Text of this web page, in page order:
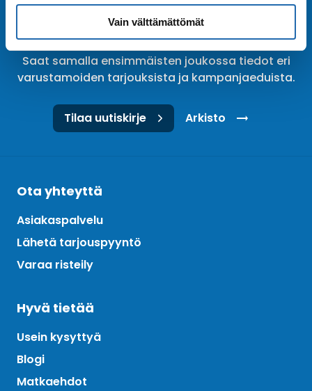
Vain välttämättömät
Tilaa uutiskirje
Tilaa Risteilykeskuksen uutiskirje sähköpostiisi.
Saat samalla ensimmäisten joukossa tiedot eri
varustamoiden tarjouksista ja kampanjaeduista.
Tilaa uutiskirje Arkisto
Ota yhteyttä
Asiakaspalvelu
Lähetä tarjouspyyntö
Varaa risteily
Hyvä tietää
Usein kysyttyä
Blogi
Matkaehdot